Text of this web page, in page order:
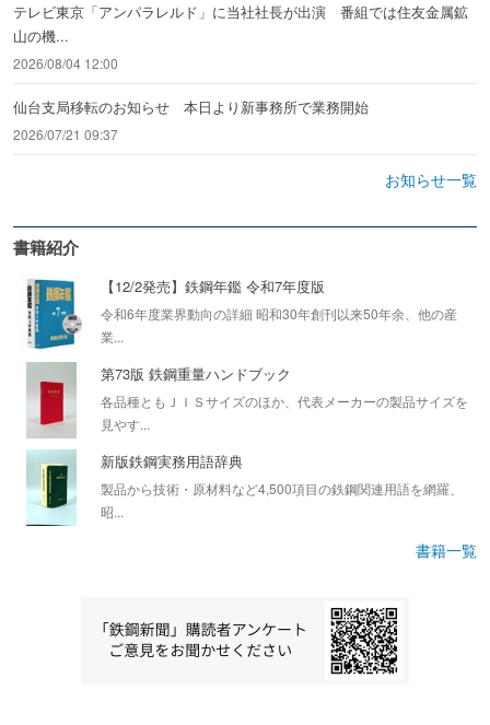
テレビ東京「アンパラレルド」に当社社長が出演 番組では住友金属鉱
山の機...
2026/08/04 12:00
仙台支局移転のお知らせ 本日より新事務所で業務開始
2026/07/21 09:37
お知らせ一覧
書籍紹介
【12/2発売】鉄鋼年鑑 令和7年度版
令和6年度業界動向の詳細 昭和30年創刊以来50年余、他の産
業...
第73版 鉄鋼重量ハンドブック
各品種ともＪＩＳサイズのほか、代表メーカーの製品サイズを
見やす...
新版鉄鋼実務用語辞典
製品から技術・原材料など4,500項目の鉄鋼関連用語を網羅、
昭...
書籍一覧